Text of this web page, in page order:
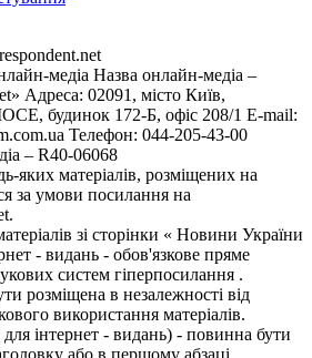
медіа Назва онлайн-медіа –
Адреса: 02091, місто Київ,
будинок 172-Б, офіс 208/1 E-mail:
Телефон: 044-205-43-00
– R40-06068
яких матеріалів, розміщених на
за умови посилання на
зі сторінки « Новини України
- видань - обов'язкове пряме
систем гіперпосилання .
розміщена в незалежності від
використання матеріалів.
інтернет - видань) - повинна бути